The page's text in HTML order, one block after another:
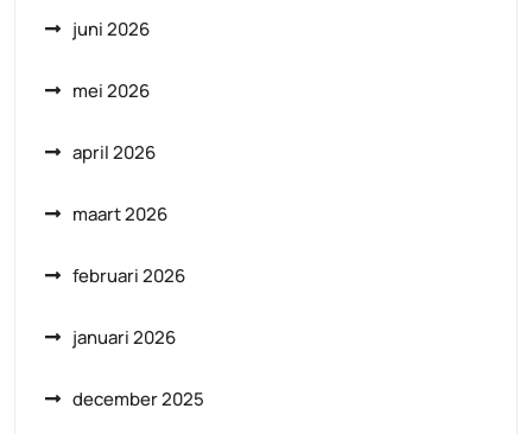
juni 2026
mei 2026
april 2026
maart 2026
februari 2026
januari 2026
december 2025